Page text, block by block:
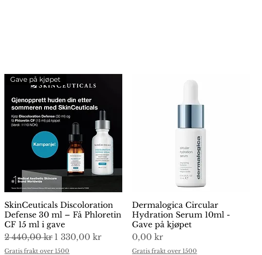
Hurtigvisning
Gave på kjøpet
SkinCeuticals Discoloration
Defense 30 ml – Få Phloretin
CF 15 ml i gave
Vanlig pris
2 440,00 kr Salgspris
1 330,00 kr
Gratis frakt over 1500
Hurtigvisning
Dermalogica Circular
Hydration Serum 10ml -
Gave på kjøpet
Pris
0,00 kr
Gratis frakt over 1500